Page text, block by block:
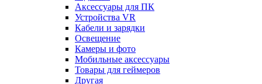
Аксессуары для ПК
Устройства VR
Кабели и зарядки
Освещение
Камеры и фото
Мобильные аксессуары
Товары для геймеров
Другая